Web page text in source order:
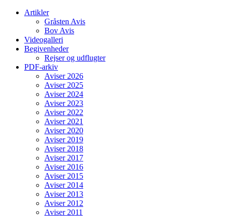
Artikler
Gråsten Avis
Bov Avis
Videogalleri
Begivenheder
Rejser og udflugter
PDF-arkiv
Aviser 2026
Aviser 2025
Aviser 2024
Aviser 2023
Aviser 2022
Aviser 2021
Aviser 2020
Aviser 2019
Aviser 2018
Aviser 2017
Aviser 2016
Aviser 2015
Aviser 2014
Aviser 2013
Aviser 2012
Aviser 2011